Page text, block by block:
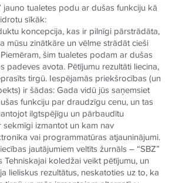
jauno tualetes podu ar dušas funkciju kā
sīkāk:
koncepcija, kas ir pilnīgi pārstrādāta,
mūsu zinātkāre un vēlme strādāt cieši
šim tualetes podam ar dušas
padeves avota. Pētījumu rezultāti liecina,
tirgū. Iespējamās priekšrocības (un
ir šādas: Gada vidū jūs saņemsiet
funkciju par draudzīgu cenu, un tas
ilgtspējīgu un pārbaudītu
izmantot un kam nav
vai programmatūras atjauninājumi.
jautājumiem veltīts žurnāls – “SBZ”
Tehniskajai koledžai veikt pētījumu, un
lieliskus rezultātus, neskatoties uz to, ka